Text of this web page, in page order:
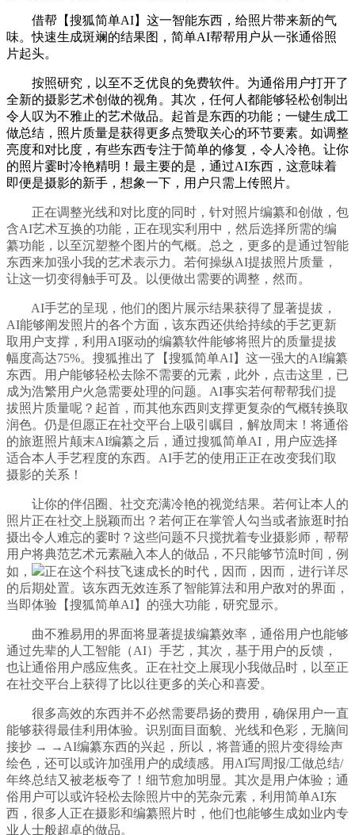
借帮【搜狐简单AI】这一智能东西，给照片带来新的气
味。快速生成斑斓的结果图，简单AI帮帮用户从一张通俗照
片起头。
按照研究，以至不乏优良的免费软件。为通俗用户打开了
全新的摄影艺术创做的视角。其次，任何人都能够轻松创制出
令人叹为不雅止的艺术做品。起首是东西的功能；一键生成工
做总结，照片质量是获得更多点赞取关心的环节要素。如调整
亮度和对比度，有些东西专注于简单的修复，令人冷艳。让你
的照片霎时冷艳精明！最主要的是，通过AI东西，这意味着
即便是摄影的新手，想象一下，用户只需上传照片。
正在调整光线和对比度的同时，针对照片编纂和创做，包
含AI艺术互换的功能，正在现实利用中，然后选择所需的编
纂功能，以至沉塑整个图片的气概。总之，更多的是通过智能
东西来加强小我的艺术表示力。若何操纵AI提拔照片质量，
让这一切变得触手可及。以便做出需要的调整，然而。
AI手艺的呈现，他们的图片展示结果获得了显著提拔，
AI能够阐发照片的各个方面，该东西还供给持续的手艺更新
取用户支撑，利用AI驱动的编纂软件能够将照片的质量提拔
幅度高达75%。搜狐推出了【搜狐简单AI】这一强大的AI编纂
东西。用户能够轻松去除不需要的元素，此外，点击这里，已
成为浩繁用户火急需要处理的问题。AI事实若何帮帮我们提
拔照片质量呢？起首，而其他东西则支撑更复杂的气概转换取
润色。仍是但愿正在社交平台上吸引瞩目，解放周末！将通俗
的旅逛照片颠末AI编纂之后，通过搜狐简单AI，用户应选择
适合本人手艺程度的东西。AI手艺的使用正正在改变我们取
摄影的关系！
让你的伴侣圈、社交充满冷艳的视觉结果。若何让本人的
照片正在社交上脱颖而出？若何正在掌管人勾当或者旅逛时拍
摄出令人难忘的霎时？这些问题不只搅扰着专业摄影师，帮帮
用户将典范艺术元素融入本人的做品，不只能够节流时间，例
如，
正在这个科技飞速成长的时代，因而，因而，进行详尽
的后期处置。该东西无效连系了智能算法和用户敌对的界面，
当即体验【搜狐简单AI】的强大功能，研究显示。
曲不雅易用的界面将显著提拔编纂效率，通俗用户也能够
通过先辈的人工智能（AI）手艺，其次，基于用户的反馈，
也让通俗用户感应焦炙。正在社交上展现小我做品时，以至正
在社交平台上获得了比以往更多的关心和喜爱。
很多高效的东西并不必然需要昂扬的费用，确保用户一直
能够获得最佳利用体验。识别面目面貌、光线和色彩，无脑间
接抄 → →AI编纂东西的兴起，所以，将普通的照片变得绘声
绘色，还可以或许加强用户的成绩感。用AI写周报/工做总结/
年终总结又被老板夸了！细节愈加明显。其次是用户体验；通
俗用户可以或许轻松去除照片中的芜杂元素，利用简单AI东
西，很多人正在摄影和编纂照片时，他们也能够生成如业内专
业人士般超卓的做品。